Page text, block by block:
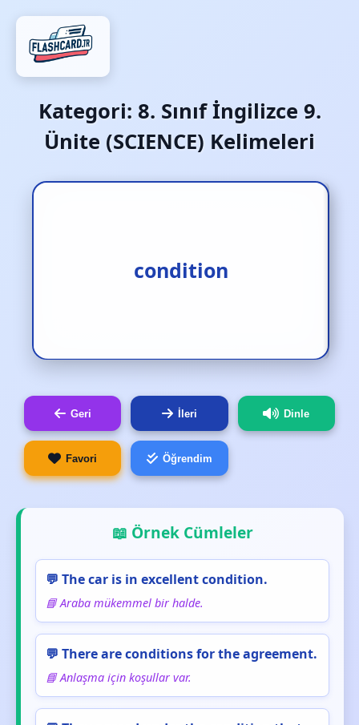
Kategori: 8. Sınıf İngilizce 9.
Ünite (SCIENCE) Kelimeleri
condition
koşul‚ durum
Geri İleri Dinle
Favori Öğrendim
📖 Örnek Cümleler
💬 The car is in excellent condition.
📘 Araba mükemmel bir halde.
💬 There are conditions for the agreement.
📘 Anlaşma için koşullar var.